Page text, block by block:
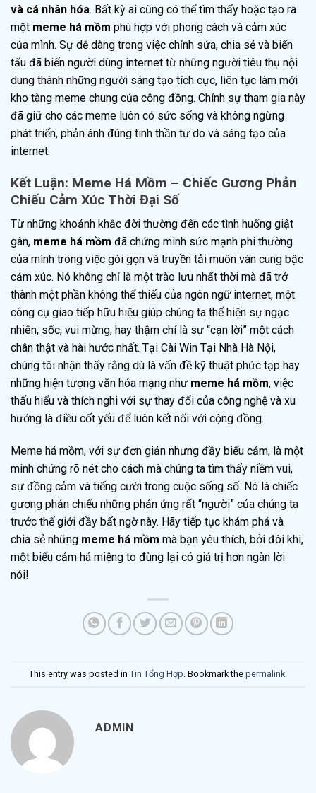
và cá nhân hóa. Bất kỳ ai cũng có thể tìm thấy hoặc tạo ra
một meme há mồm phù hợp với phong cách và cảm xúc
của mình. Sự dễ dàng trong việc chỉnh sửa, chia sẻ và biến
tấu đã biến người dùng internet từ những người tiêu thụ nội
dung thành những người sáng tạo tích cực, liên tục làm mới
kho tàng meme chung của cộng đồng. Chính sự tham gia này
đã giữ cho các meme luôn có sức sống và không ngừng
phát triển, phản ánh đúng tinh thần tự do và sáng tạo của
internet.
Kết Luận: Meme Há Mồm – Chiếc Gương Phản
Chiếu Cảm Xúc Thời Đại Số
Từ những khoảnh khắc đời thường đến các tình huống giật
gân, meme há mồm đã chứng minh sức mạnh phi thường
của mình trong việc gói gọn và truyền tải muôn vàn cung bậc
cảm xúc. Nó không chỉ là một trào lưu nhất thời mà đã trở
thành một phần không thể thiếu của ngôn ngữ internet, một
công cụ giao tiếp hữu hiệu giúp chúng ta thể hiện sự ngạc
nhiên, sốc, vui mừng, hay thậm chí là sự “cạn lời” một cách
chân thật và hài hước nhất. Tại Cài Win Tại Nhà Hà Nội,
chúng tôi nhận thấy rằng dù là vấn đề kỹ thuật phức tạp hay
những hiện tượng văn hóa mạng như meme há mồm, việc
thấu hiểu và thích nghi với sự thay đổi của công nghệ và xu
hướng là điều cốt yếu để luôn kết nối với cộng đồng.
Meme há mồm, với sự đơn giản nhưng đầy biểu cảm, là một
minh chứng rõ nét cho cách mà chúng ta tìm thấy niềm vui,
sự đồng cảm và tiếng cười trong cuộc sống số. Nó là chiếc
gương phản chiếu những phản ứng rất “người” của chúng ta
trước thế giới đầy bất ngờ này. Hãy tiếp tục khám phá và
chia sẻ những meme há mồm mà bạn yêu thích, bởi đôi khi,
một biểu cảm há miệng to đùng lại có giá trị hơn ngàn lời
nói!
This entry was posted in Tin Tổng Hợp . Bookmark the permalink
ADMIN